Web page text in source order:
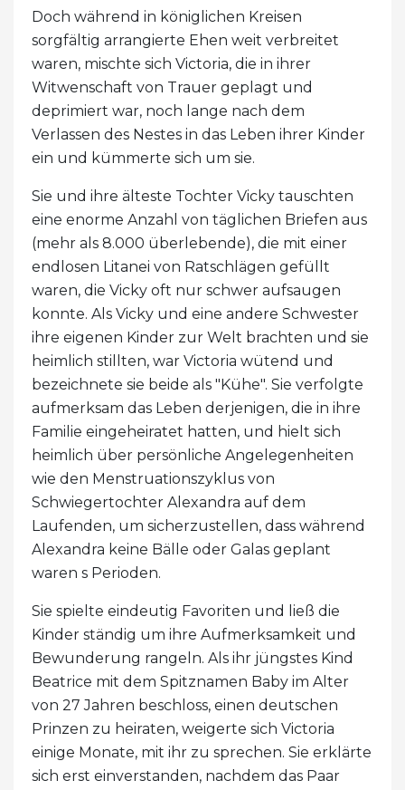
Doch während in königlichen Kreisen
sorgfältig arrangierte Ehen weit verbreitet
waren, mischte sich Victoria, die in ihrer
Witwenschaft von Trauer geplagt und
deprimiert war, noch lange nach dem
Verlassen des Nestes in das Leben ihrer Kinder
ein und kümmerte sich um sie.
Sie und ihre älteste Tochter Vicky tauschten
eine enorme Anzahl von täglichen Briefen aus
(mehr als 8.000 überlebende), die mit einer
endlosen Litanei von Ratschlägen gefüllt
waren, die Vicky oft nur schwer aufsaugen
konnte. Als Vicky und eine andere Schwester
ihre eigenen Kinder zur Welt brachten und sie
heimlich stillten, war Victoria wütend und
bezeichnete sie beide als "Kühe". Sie verfolgte
aufmerksam das Leben derjenigen, die in ihre
Familie eingeheiratet hatten, und hielt sich
heimlich über persönliche Angelegenheiten
wie den Menstruationszyklus von
Schwiegertochter Alexandra auf dem
Laufenden, um sicherzustellen, dass während
Alexandra keine Bälle oder Galas geplant
waren s Perioden.
Sie spielte eindeutig Favoriten und ließ die
Kinder ständig um ihre Aufmerksamkeit und
Bewunderung rangeln. Als ihr jüngstes Kind
Beatrice mit dem Spitznamen Baby im Alter
von 27 Jahren beschloss, einen deutschen
Prinzen zu heiraten, weigerte sich Victoria
einige Monate, mit ihr zu sprechen. Sie erklärte
sich erst einverstanden, nachdem das Paar